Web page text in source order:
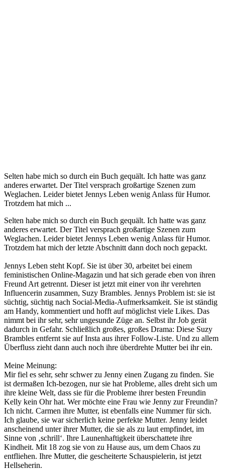
Selten habe mich so durch ein Buch gequält. Ich hatte was ganz
anderes erwartet. Der Titel versprach großartige Szenen zum
Weglachen. Leider bietet Jennys Leben wenig Anlass für Humor.
Trotzdem hat mich ...
Selten habe mich so durch ein Buch gequält. Ich hatte was ganz
anderes erwartet. Der Titel versprach großartige Szenen zum
Weglachen. Leider bietet Jennys Leben wenig Anlass für Humor.
Trotzdem hat mich der letzte Abschnitt dann doch noch gepackt.
Jennys Leben steht Kopf. Sie ist über 30, arbeitet bei einem
feministischen Online-Magazin und hat sich gerade eben von ihren
Freund Art getrennt. Dieser ist jetzt mit einer von ihr verehrten
Influencerin zusammen, Suzy Brambles. Jennys Problem ist: sie ist
süchtig, süchtig nach Social-Media-Aufmerksamkeit. Sie ist ständig
am Handy, kommentiert und hofft auf möglichst viele Likes. Das
nimmt bei ihr sehr, sehr ungesunde Züge an. Selbst ihr Job gerät
dadurch in Gefahr. Schließlich großes, großes Drama: Diese Suzy
Brambles entfernt sie auf Insta aus ihrer Follow-Liste. Und zu allem
Überfluss zieht dann auch noch ihre überdrehte Mutter bei ihr ein.
Meine Meinung:
Mir fiel es sehr, sehr schwer zu Jenny einen Zugang zu finden. Sie
ist dermaßen Ich-bezogen, nur sie hat Probleme, alles dreht sich um
ihre kleine Welt, dass sie für die Probleme ihrer besten Freundin
Kelly kein Ohr hat. Wer möchte eine Frau wie Jenny zur Freundin?
Ich nicht. Carmen ihre Mutter, ist ebenfalls eine Nummer für sich.
Ich glaube, sie war sicherlich keine perfekte Mutter. Jenny leidet
anscheinend unter ihrer Mutter, die sie als zu laut empfindet, im
Sinne von ‚schrill‘. Ihre Launenhaftigkeit überschattete ihre
Kindheit. Mit 18 zog sie von zu Hause aus, um dem Chaos zu
entfliehen. Ihre Mutter, die gescheiterte Schauspielerin, ist jetzt
Hellseherin.